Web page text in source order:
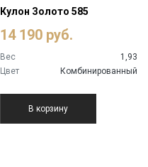
Кулон Золото 585
14 190 руб.
Вес
1,93
Цвет
Комбинированный
В корзину